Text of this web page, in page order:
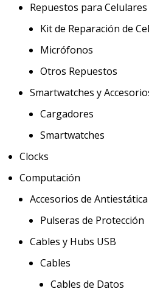
Repuestos para Celulares
Kit de Reparación de
Micrófonos
Otros Repuestos
Smartwatches y
Cargadores
Smartwatches
Clocks
Computación
Accesorios de Antiestática
Pulseras de Protección
Cables y Hubs USB
Cables
Cables de Datos